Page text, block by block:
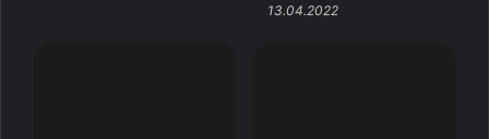
13.04.2022